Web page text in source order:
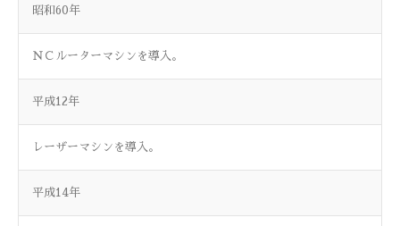
昭和60年
ＮＣルーターマシンを導入。
平成12年
レーザーマシンを導入。
平成14年